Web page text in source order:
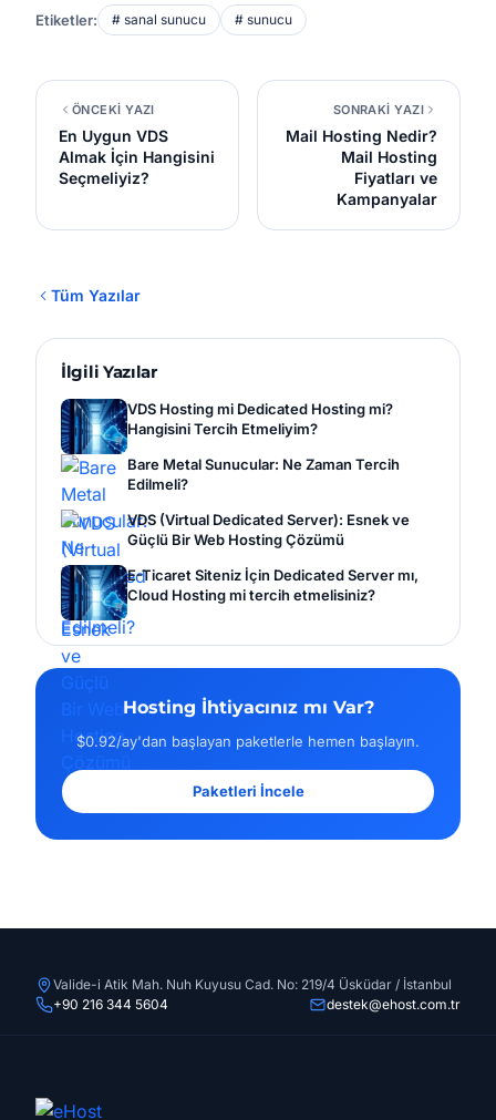
Etiketler: # sanal sunucu # sunucu
ÖNCEKİ YAZI
En Uygun VDS
Almak İçin Hangisini
Seçmeliyiz?
SONRAKİ YAZI
Mail Hosting Nedir?
Mail Hosting
Fiyatları ve
Kampanyalar
Tüm Yazılar
İlgili Yazılar
VDS Hosting mi Dedicated Hosting mi?
Hangisini Tercih Etmeliyim?
Bare Metal Sunucular: Ne Zaman Tercih
Edilmeli?
VDS (Virtual Dedicated Server): Esnek ve
Güçlü Bir Web Hosting Çözümü
E-Ticaret Siteniz İçin Dedicated Server mı,
Cloud Hosting mi tercih etmelisiniz?
Hosting İhtiyacınız mı Var?
$0.92/ay'dan başlayan paketlerle hemen başlayın.
Paketleri İncele
Valide-i Atik Mah. Nuh Kuyusu Cad. No: 219/4 Üsküdar / İstanbul
+90 216 344 5604
destek@ehost.com.tr